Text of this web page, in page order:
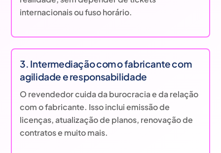
internacionais ou fuso horário.
3. Intermediação com o fabricante com
agilidade e responsabilidade
O revendedor cuida da burocracia e da relação
com o fabricante. Isso inclui emissão de
licenças, atualização de planos, renovação de
contratos e muito mais.